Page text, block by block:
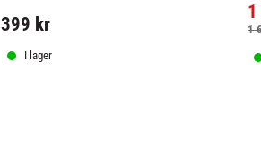
399 kr
I lager
1